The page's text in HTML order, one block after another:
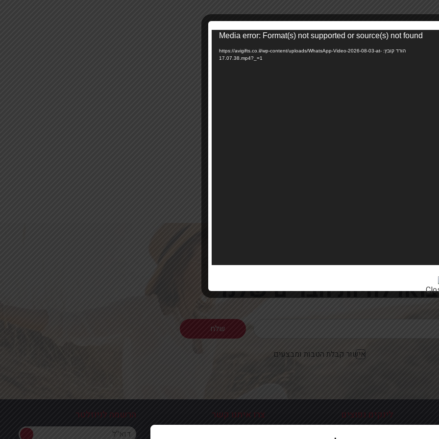
רוצים להתעדכן ראשונים על מבצעים והטבות?
בואו להיות חברים שלנו
אישור קבלת הטבות ומבצעים
לינקים נפוצים צרו איתנו קשר הרשמה לניוזלטר
הרשמה לניוזלטר
Media error: Format(s) not supported or source(s) not found
הורד קובץ: https://avigifts.co.il/wp-content/uploads/WhatsApp-Video-2026-08-03-at-
17.07.38.mp4?_=1